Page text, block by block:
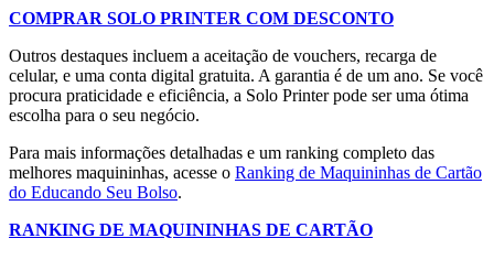
COMPRAR SOLO PRINTER COM DESCONTO
Outros destaques incluem a aceitação de vouchers, recarga de
celular, e uma conta digital gratuita. A garantia é de um ano. Se você
procura praticidade e eficiência, a Solo Printer pode ser uma ótima
escolha para o seu negócio.
Para mais informações detalhadas e um ranking completo das
melhores maquininhas, acesse o Ranking de Maquininhas de Cartão
do Educando Seu Bolso.
RANKING DE MAQUININHAS DE CARTÃO